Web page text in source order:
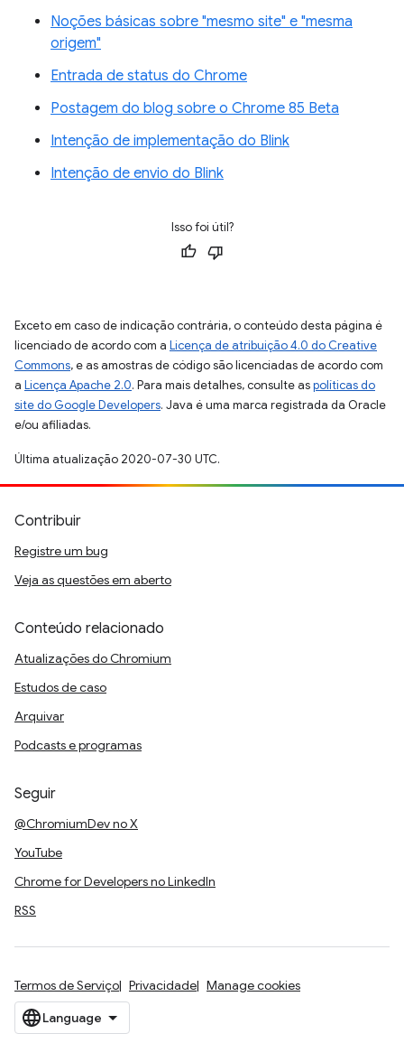
Noções básicas sobre "mesmo site" e "mesma
origem"
Entrada de status do Chrome
Postagem do blog sobre o Chrome 85 Beta
Intenção de implementação do Blink
Intenção de envio do Blink
Isso foi útil?
Exceto em caso de indicação contrária, o conteúdo desta página é
licenciado de acordo com a Licença de atribuição 4.0 do Creative
Commons, e as amostras de código são licenciadas de acordo com
a Licença Apache 2.0. Para mais detalhes, consulte aspolíticas do
site do Google Developers. Java é uma marca registrada da Oracle
e/ou afiliadas.
Última atualização 2020-07-30 UTC.
Contribuir
Registre um bug
Veja as questões em aberto
Conteúdo relacionado
Atualizações do Chromium
Estudos de caso
Arquivar
Podcasts e programas
Seguir
@ChromiumDev no X
YouTube
Chrome for Developers no LinkedIn
RSS
Termos de Serviço Privacidade Manage cookies